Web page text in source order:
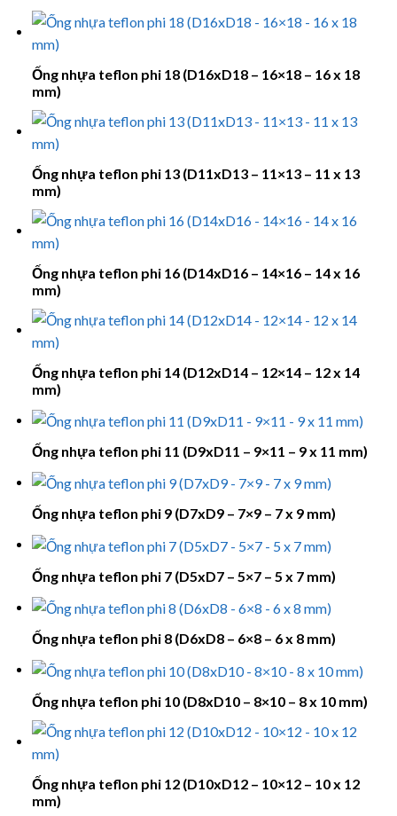
Ống nhựa teflon phi 18 (D16xD18 – 16×18 – 16 x 18
mm)
Ống nhựa teflon phi 13 (D11xD13 – 11×13 – 11 x 13
mm)
Ống nhựa teflon phi 16 (D14xD16 – 14×16 – 14 x 16
mm)
Ống nhựa teflon phi 14 (D12xD14 – 12×14 – 12 x 14
mm)
Ống nhựa teflon phi 11 (D9xD11 – 9×11 – 9 x 11 mm)
Ống nhựa teflon phi 9 (D7xD9 – 7×9 – 7 x 9 mm)
Ống nhựa teflon phi 7 (D5xD7 – 5×7 – 5 x 7 mm)
Ống nhựa teflon phi 8 (D6xD8 – 6×8 – 6 x 8 mm)
Ống nhựa teflon phi 10 (D8xD10 – 8×10 – 8 x 10 mm)
Ống nhựa teflon phi 12 (D10xD12 – 10×12 – 10 x 12
mm)